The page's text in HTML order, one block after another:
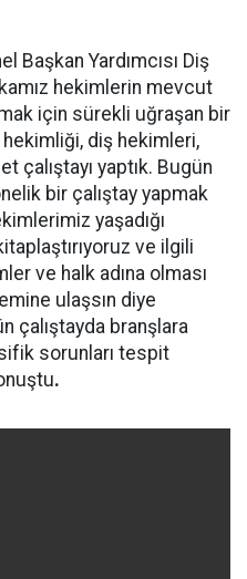
Başkan Yardımcısı Diş
hekimlerin mevcut
için sürekli uğraşan bir
hekimliği, diş hekimleri,
çalıştayı yaptık. Bugün
bir çalıştay yapmak
yaşadığı
ve ilgili
ve halk adına olması
ulaşsın diye
çalıştayda branşlara
sorunları tespit
.